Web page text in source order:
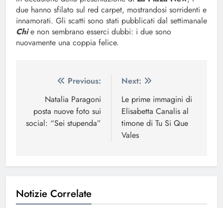
due hanno sfilato sul red carpet, mostrandosi sorridenti e
innamorati. Gli scatti sono stati pubblicati dal settimanale
Chie non sembrano esserci dubbi: i due sono
nuovamente una coppia felice.
Navigazione
articoli
Previous:
Natalia Paragoni
posta nuove foto sui
social: “Sei stupenda”
Next:
Le prime immagini di
Elisabetta Canalis al
timone di Tu Si Que
Vales
Notizie Correlate